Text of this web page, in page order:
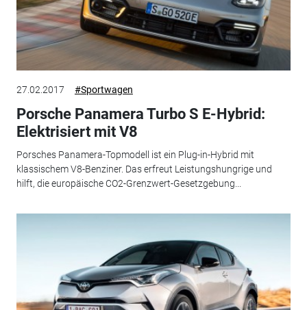
27.02.2017 #Sportwagen
Porsche Panamera Turbo S E-Hybrid:
Elektrisiert mit V8
Porsches Panamera-Topmodell ist ein Plug-in-Hybrid mit
klassischem V8-Benziner. Das erfreut Leistungshungrige und
hilft, die europäische CO2-Grenzwert-Gesetzgebung...